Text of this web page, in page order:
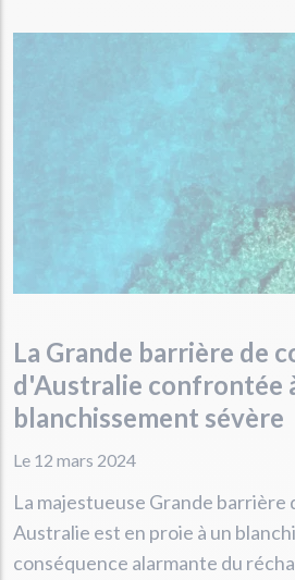
La Grande barrière de
d'Australie confrontée
blanchissement sévère
Le 12 mars 2024
La majestueuse Grande barrière
Australie est en proie à un
conséquence alarmante du